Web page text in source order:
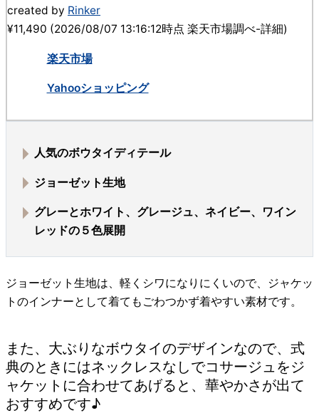
created by Rinker
¥11,490 (2026/08/07 13:16:12時点 楽天市場調べ-詳細)
楽天市場
Yahooショッピング
人気のボウタイディテール
ジョーゼット生地
グレーとホワイト、グレージュ、ネイビー、ワイン
レッドの５色展開
ジョーゼット生地は、軽くシワになりにくいので、ジャケッ
トのインナーとして着てもごわつかず着やすい素材です。
また、大ぶりなボウタイのデザインなので、式
典のときにはネックレスなしでコサージュをジ
ャケットに合わせてあげると、華やかさが出て
おすすめです♪